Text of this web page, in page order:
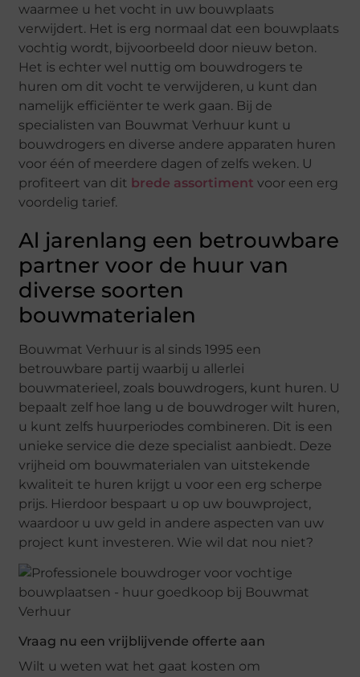
waarmee u het vocht in uw bouwplaats
verwijdert. Het is erg normaal dat een bouwplaats
vochtig wordt, bijvoorbeeld door nieuw beton.
Het is echter wel nuttig om bouwdrogers te
huren om dit vocht te verwijderen, u kunt dan
namelijk efficiënter te werk gaan. Bij de
specialisten van Bouwmat Verhuur kunt u
bouwdrogers en diverse andere apparaten huren
voor één of meerdere dagen of zelfs weken. U
profiteert van dit brede assortiment voor een erg
voordelig tarief.
Al jarenlang een betrouwbare
partner voor de huur van
diverse soorten
bouwmaterialen
Bouwmat Verhuur is al sinds 1995 een
betrouwbare partij waarbij u allerlei
bouwmaterieel, zoals bouwdrogers, kunt huren. U
bepaalt zelf hoe lang u de bouwdroger wilt huren,
u kunt zelfs huurperiodes combineren. Dit is een
unieke service die deze specialist aanbiedt. Deze
vrijheid om bouwmaterialen van uitstekende
kwaliteit te huren krijgt u voor een erg scherpe
prijs. Hierdoor bespaart u op uw bouwproject,
waardoor u uw geld in andere aspecten van uw
project kunt investeren. Wie wil dat nou niet?
Vraag nu een vrijblijvende offerte aan
Wilt u weten wat het gaat kosten om